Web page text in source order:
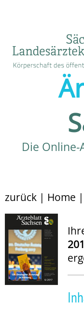
Die Online-
zurück | Home |